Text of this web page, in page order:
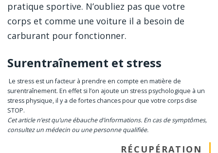
pratique sportive. N’oubliez pas que votre
corps et comme une voiture il a besoin de
carburant pour fonctionner.
Surentraînement et stress
Le stress est un facteur à prendre en compte en matière de
surentraînement. En effet si l’on ajoute un stress psychologique à un
stress physique, il y a de fortes chances pour que votre corps dise
STOP.
Cet article n’est qu’une ébauche d’informations. En cas de symptômes,
consultez un médecin ou une personne qualifiée.
RÉCUPÉRATION